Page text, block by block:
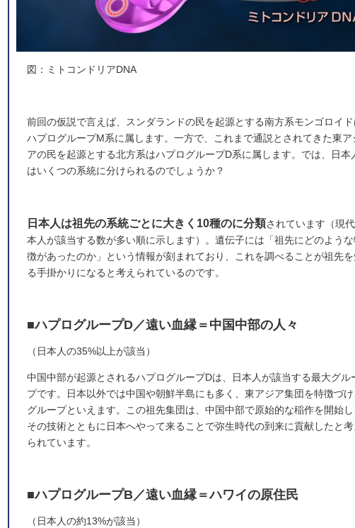
図：ミトコンドリアDNA
前回の仮説で言えば、スンダランドの民を起源とする南方系モンゴロイ
ハプログループM系に属します。一方で、これまで通説とされてきた東ア
アの民を起源とする北方系はハプログループD系に属します。では、日本
はいくつの系統に分けられるのでしょうか？
日本人は祖先の系統ごとに大きく10種のに分類されています（現
本人が該当する数が多い順に示します）。遺伝子には「祖先にどのよう
徴があったのか」という情報が刻まれており、これを調べることが祖先
る手掛かりになると考えられているのです。
■ハプログループD／遠い血縁＝中国中部の人々
（日本人の35%以上が該当）
中国中部が起源とされるハプログループDは、日本人が該当する最大グル
プです。日本以外では中国や朝鮮半島にも多く、東アジア集団を特徴づ
グループといえます。この祖先集団は、中国中部で原始的な稲作を開始
その技術とともに日本へやって来ることで弥生時代の到来に貢献したと
られています。
■ハプログループB／遠い血縁＝ハワイの原住民
（日本人の約13%が該当）